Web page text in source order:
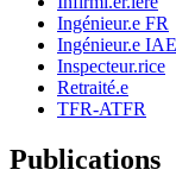
Ingénieur.e FR
Ingénieur.e
Inspecteur.rice
Retraité.e
TFR-ATFR
Publications